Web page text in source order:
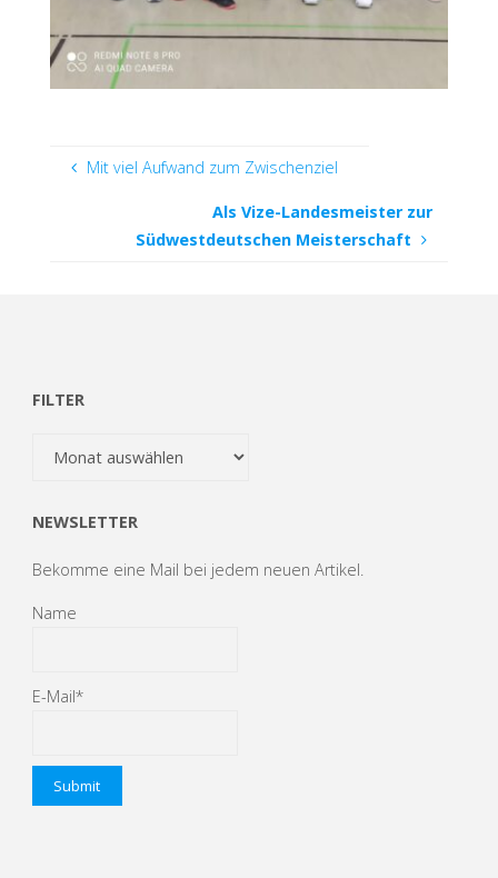
Mit viel Aufwand zum Zwischenziel
Als Vize-Landesmeister zur
Südwestdeutschen Meisterschaft
FILTER
NEWSLETTER
Bekomme eine Mail bei jedem neuen Artikel.
Name
E-Mail*